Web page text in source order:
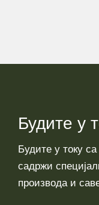
Будите у
Будите у току
садржи
производа и